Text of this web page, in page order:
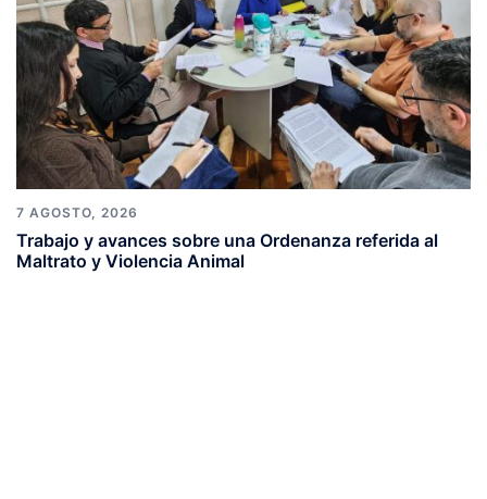
7 AGOSTO, 2026
Trabajo y avances sobre una Ordenanza referida al
Maltrato y Violencia Animal